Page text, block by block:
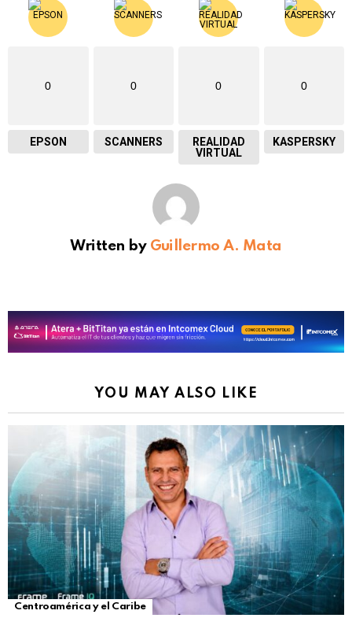
0
EPSON
0
SCANNERS
0
REALIDAD
VIRTUAL
0
KASPERSKY
Written by Guillermo A. Mata
YOU MAY ALSO LIKE
Centroamérica y el Caribe